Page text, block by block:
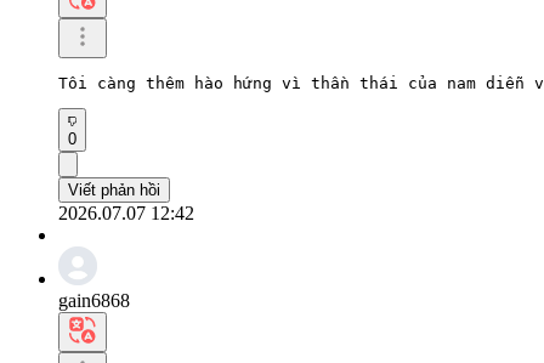
Tôi càng thêm hào hứng vì thần thái của nam
0
Viết phản hồi
2026.07.07 12:42
gain6868